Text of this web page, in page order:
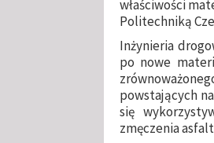
właściwości
Politechniką
Inżynieria
po nowe
powstających
się
zmęczenia